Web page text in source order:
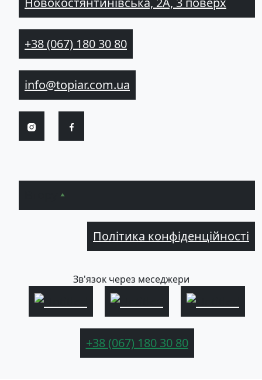
+38 (067) 180 30 80
info@topiar.com.ua
Політика конфіденційності
Зв'язок через меседжери
+38 (067) 180 30 80